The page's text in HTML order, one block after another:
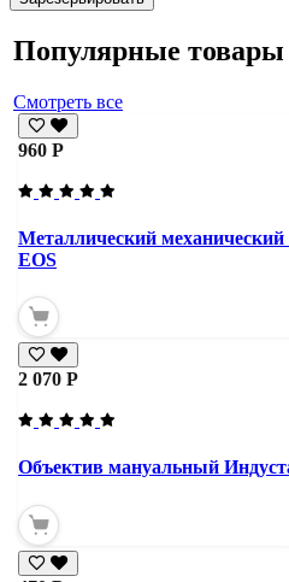
Популярные товары
Смотреть все
960 Р
Металлический механический
EOS
2 070 Р
Объектив мануальный